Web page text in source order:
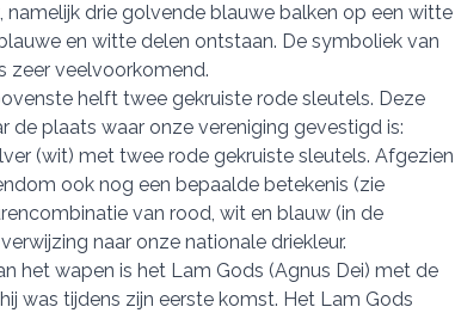
namelijk drie golvende blauwe balken op een witte
en witte delen ontstaan. De symboliek van
zeer veelvoorkomend.
helft twee gekruiste rode sleutels. Deze
de plaats waar onze vereniging gevestigd is:
(wit) met twee rode gekruiste sleutels. Afgezien
ook nog een bepaalde betekenis (zie
van rood, wit en blauw (in de
naar onze nationale driekleur.
het wapen is het Lam Gods (Agnus Dei) met de
was tijdens zijn eerste komst. Het Lam Gods